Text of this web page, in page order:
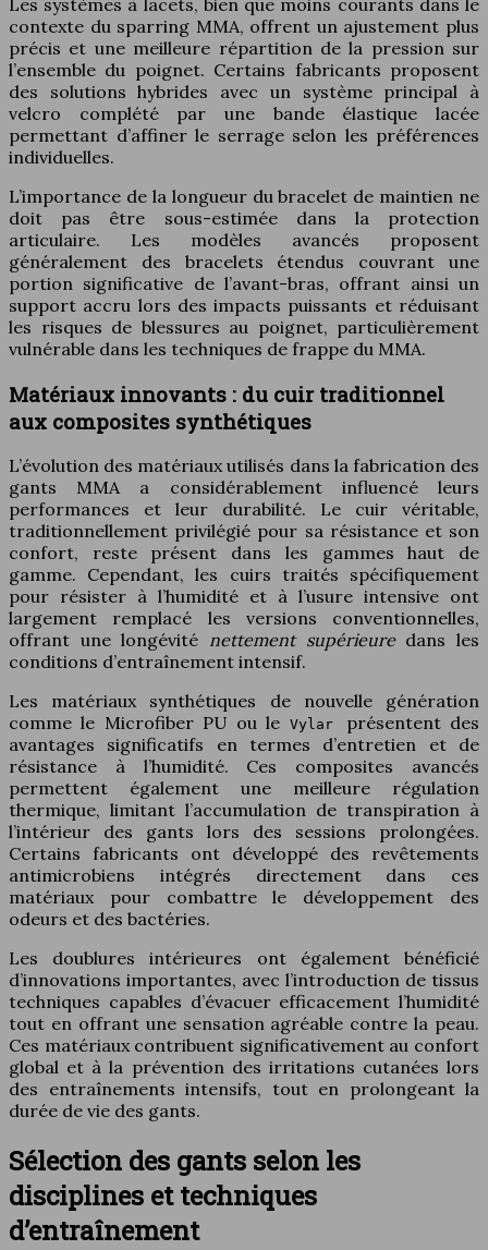
Les systèmes à lacets, bien que moins courants dans le
contexte du sparring MMA, offrent un ajustement plus
précis et une meilleure répartition de la pression sur
l’ensemble du poignet. Certains fabricants proposent
des solutions hybrides avec un système principal à
velcro complété par une bande élastique lacée
permettant d’affiner le serrage selon les préférences
individuelles.
L’importance de la longueur du bracelet de maintien ne
doit pas être sous-estimée dans la protection
articulaire. Les modèles avancés proposent
généralement des bracelets étendus couvrant une
portion significative de l’avant-bras, offrant ainsi un
support accru lors des impacts puissants et réduisant
les risques de blessures au poignet, particulièrement
vulnérable dans les techniques de frappe du MMA.
Matériaux innovants : du cuir traditionnel
aux composites synthétiques
L’évolution des matériaux utilisés dans la fabrication des
gants MMA a considérablement influencé leurs
performances et leur durabilité. Le cuir véritable,
traditionnellement privilégié pour sa résistance et son
confort, reste présent dans les gammes haut de
gamme. Cependant, les cuirs traités spécifiquement
pour résister à l’humidité et à l’usure intensive ont
largement remplacé les versions conventionnelles,
offrant une longévité nettement supérieure dans les
conditions d’entraînement intensif.
Les matériaux synthétiques de nouvelle génération
comme le Microfiber PU ou le Vylar présentent des
avantages significatifs en termes d’entretien et de
résistance à l’humidité. Ces composites avancés
permettent également une meilleure régulation
thermique, limitant l’accumulation de transpiration à
l’intérieur des gants lors des sessions prolongées.
Certains fabricants ont développé des revêtements
antimicrobiens intégrés directement dans ces
matériaux pour combattre le développement des
odeurs et des bactéries.
Les doublures intérieures ont également bénéficié
d’innovations importantes, avec l’introduction de tissus
techniques capables d’évacuer efficacement l’humidité
tout en offrant une sensation agréable contre la peau.
Ces matériaux contribuent significativement au confort
global et à la prévention des irritations cutanées lors
des entraînements intensifs, tout en prolongeant la
durée de vie des gants.
Sélection des gants selon les
disciplines et techniques
d’entraînement